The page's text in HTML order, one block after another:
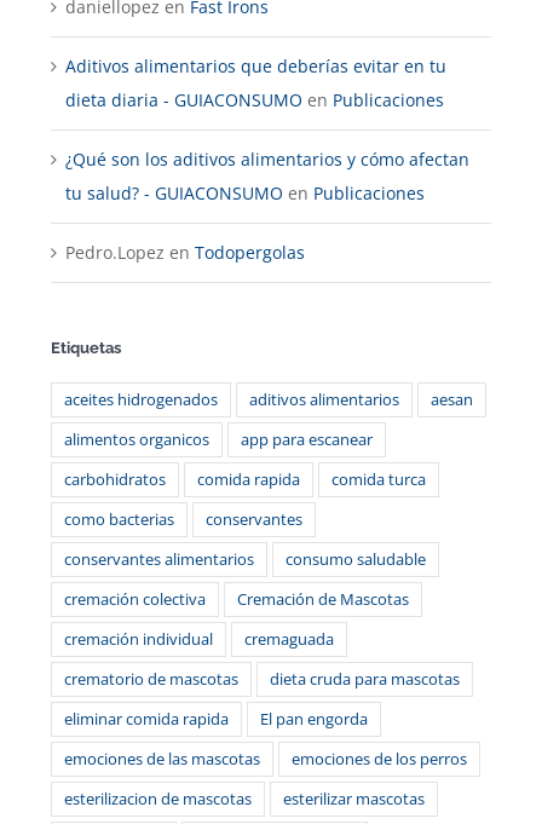
daniellopez en Fast Irons
Aditivos alimentarios que deberías evitar en tu
dieta diaria - GUIACONSUMO en Publicaciones
¿Qué son los aditivos alimentarios y cómo afectan
tu salud? - GUIACONSUMO en Publicaciones
Pedro.Lopez en Todopergolas
Etiquetas
aceites hidrogenados aditivos alimentarios
aesan
alimentos organicos
app para escanear
carbohidratos
comida rapida
comida turca
como bacterias
conservantes
conservantes alimentarios
consumo saludable
cremación colectiva
Cremación de Mascotas
cremación individual
cremaguada
crematorio de mascotas
dieta cruda para mascotas
eliminar comida rapida
El pan engorda
emociones de las mascotas
emociones de los perros
esterilizacion de mascotas
esterilizar mascotas